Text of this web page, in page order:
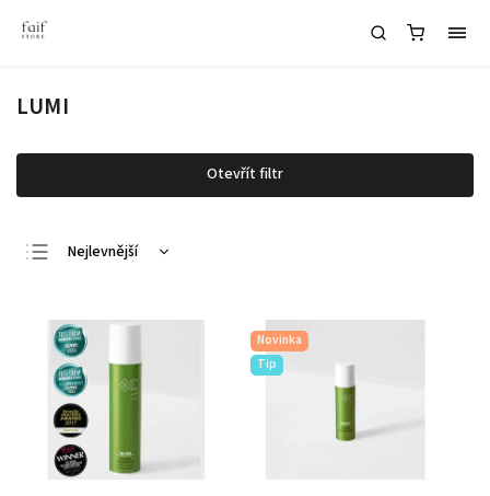
LUMI
Otevřít filtr
Nejlevnější
Nejprodávanější
Abecedně
Novinka
Tip